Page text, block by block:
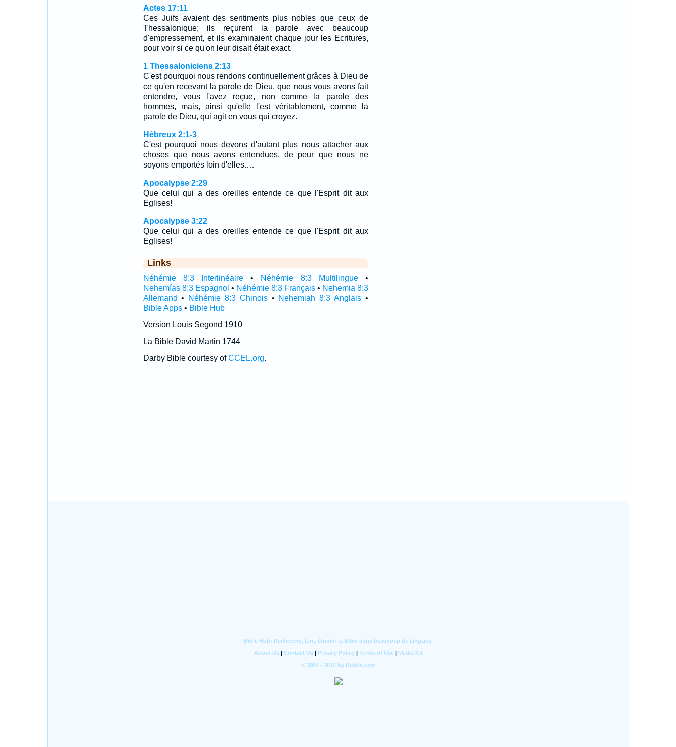
Actes 17:11
Ces Juifs avaient des sentiments plus nobles que ceux de
Thessalonique; ils reçurent la parole avec beaucoup
d'empressement, et ils examinaient chaque jour les Ecritures,
pour voir si ce qu'on leur disait était exact.
1 Thessaloniciens 2:13
C'est pourquoi nous rendons continuellement grâces à Dieu de
ce qu'en recevant la parole de Dieu, que nous vous avons fait
entendre, vous l'avez reçue, non comme la parole des
hommes, mais, ainsi qu'elle l'est véritablement, comme la
parole de Dieu, qui agit en vous qui croyez.
Hébreux 2:1-3
C'est pourquoi nous devons d'autant plus nous attacher aux
choses que nous avons entendues, de peur que nous ne
soyons emportés loin d'elles.…
Apocalypse 2:29
Que celui qui a des oreilles entende ce que l'Esprit dit aux
Eglises!
Apocalypse 3:22
Que celui qui a des oreilles entende ce que l'Esprit dit aux
Eglises!
Links
Néhémie 8:3 Interlinéaire• Néhémie 8:3 Multilingue•
Nehemías 8:3 Espagnol • Néhémie 8:3 Français• Nehemia 8:3
Allemand • Néhémie 8:3 Chinois• Nehemiah 8:3 Anglais •
Bible Apps• Bible Hub
Version Louis Segond 1910
La Bible David Martin 1744
Darby Bible courtesy ofCCEL.org.